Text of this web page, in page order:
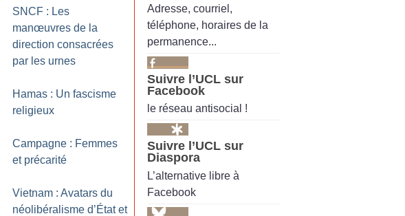
SNCF : Les
manœuvres de la
direction consacrées
par les urnes
Hamas : Un fascisme
religieux
Campagne : Femmes
et précarité
Vietnam : Avatars du
néolibéralisme d’État et
Adresse, courriel,
téléphone, horaires de la
permanence...
Suivre l’UCL sur
Facebook
le réseau antisocial !
Suivre l’UCL sur
Diaspora
L’alternative libre à
Facebook